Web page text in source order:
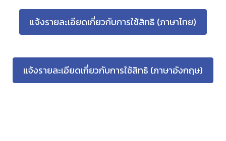
แจ้งรายละเอียดเกี่ยวกับการใช้สิทธิ (ภาษาไทย)
แจ้งรายละเอียดเกี่ยวกับการใช้สิทธิ (ภาษาอังกฤษ)